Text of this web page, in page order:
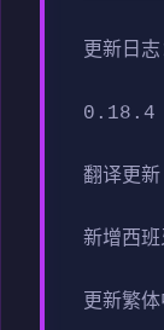
更新日志
0.18.4
翻译更新
新增西
更新繁